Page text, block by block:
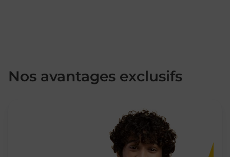
Nos avantages exclusifs